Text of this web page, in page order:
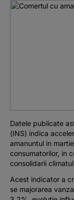
Pentru
Banking, pe
Datele publicate
(INS) indica
amanuntul in
consumatorilor, in
consolidarii
Acest indicator a
se majorarea